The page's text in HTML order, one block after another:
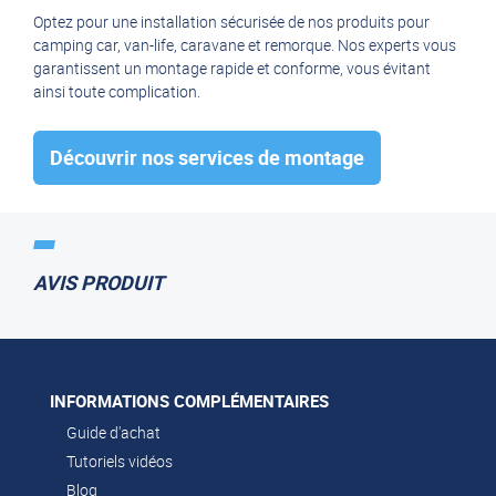
Télécommande + clavier
Garantie 2 ans
Optez pour une installation sécurisée de nos produits pour
camping car, van-life, caravane et remorque. Nos experts vous
garantissent un montage rapide et conforme, vous évitant
ainsi toute complication.
Découvrir nos services de montage
AVIS PRODUIT
INFORMATIONS COMPLÉMENTAIRES
Guide d'achat
Tutoriels vidéos
Blog